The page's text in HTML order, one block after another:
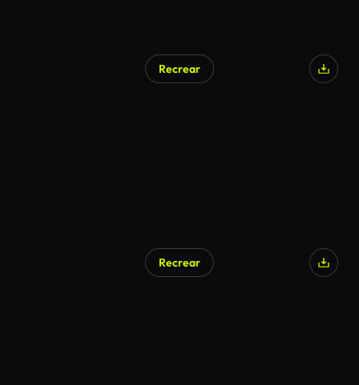
Recrear
Recrear